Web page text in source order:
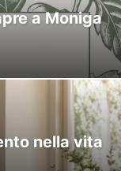
a Moniga
nella vita